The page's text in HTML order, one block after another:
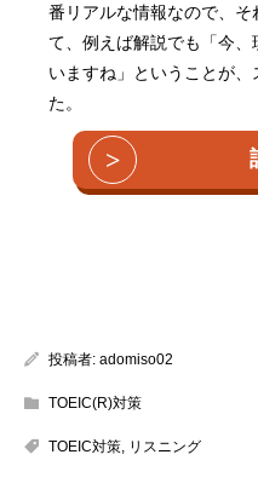
番リアルな情報なので、
て、例えば解説でも「今
いますね」ということが
た。
>
投稿者: adomiso02
TOEIC(R)対策
TOEIC対策, リスニング